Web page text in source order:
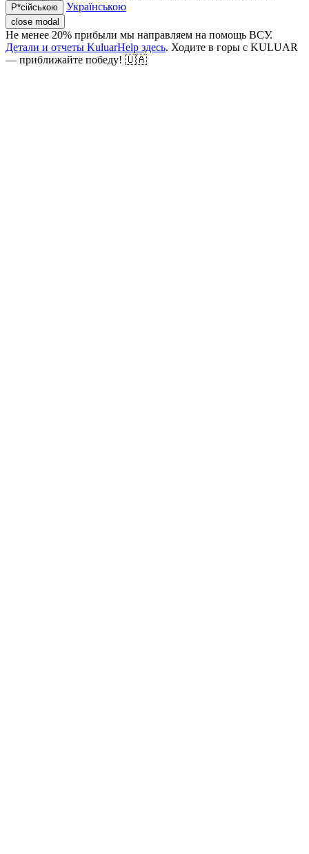
Р*сійською Українською
close modal
Не менее 20% прибыли мы направляем на помощь ВСУ.
Детали и отчеты KuluarHelp здесь. Ходите в горы с KULUAR
— приближайте победу! 🇺🇦